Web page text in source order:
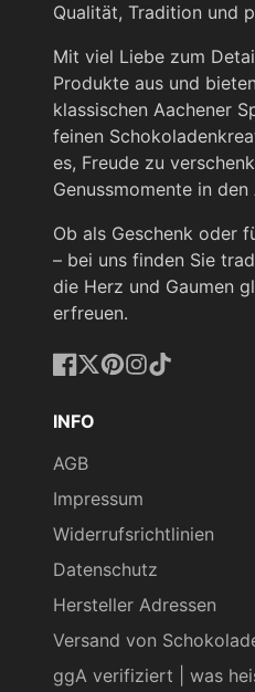
Qualität, Tradition und
Mit viel Liebe zum
Produkte aus und
klassischen Aachener
feinen
es, Freude zu
Genussmomente in
Ob als Geschenk oder
– bei uns finden Sie
die Herz und Gaumen
erfreuen.
INFO
AGB
Impressum
Widerrufsrichtlinien
Datenschutz
Hersteller Adressen
Versand von
ggA verifiziert | was